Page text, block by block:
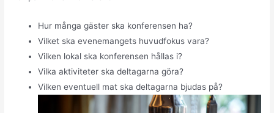
Hur många gäster ska konferensen ha?
Vilket ska evenemangets huvudfokus vara?
Vilken lokal ska konferensen hållas i?
Vilka aktiviteter ska deltagarna göra?
Vilken eventuell mat ska deltagarna bjudas på?